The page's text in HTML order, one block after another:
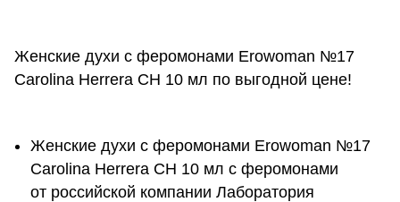
Женские духи с феромонами Erowoman №17
Carolina Herrera CH 10 мл по выгодной цене!
Женские духи с феромонами Erowoman №17
Carolina Herrera CH 10 мл с феромонами
от российской компании Лаборатория